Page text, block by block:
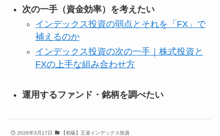
次の一手（資金効率）を考えたい
インデックス投資の弱点とそれを「FX」で
補えるのか
インデックス投資の次の一手｜株式投資と
FXの上手な組み合わせ方
運用するファンド・銘柄を調べたい
2026年3月17日 【初級】王道インデックス投資